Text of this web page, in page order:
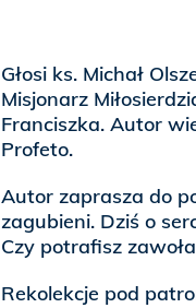
Głosi ks. Michał
Misjonarz
Franciszka. Autor
Profeto.
Autor zaprasza do
zagubieni. Dziś o
Czy potrafisz
Rekolekcje pod